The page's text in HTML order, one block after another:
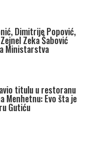
Dimitrije Popović,
Zeka Šabović
Ministarstva
titulu u restoranu
Menhetnu: Evo šta je
Gutiću